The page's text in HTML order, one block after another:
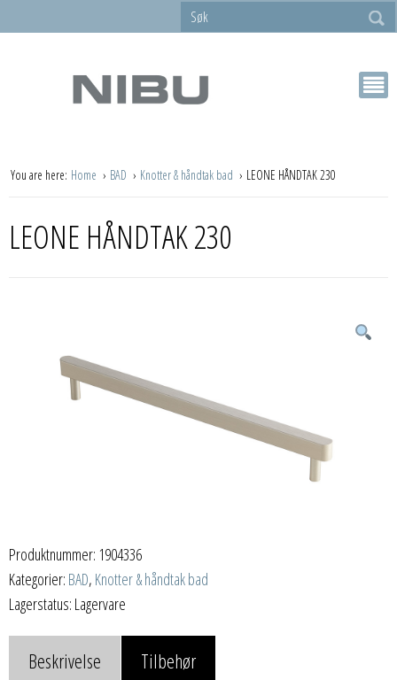
You are here: Home BAD Knotter & håndtak bad LEONE HÅNDTAK 230
LEONE HÅNDTAK 230
Produktnummer: 1904336
Kategorier: BAD, Knotter & håndtak bad
Lagerstatus: Lagervare
Beskrivelse Tilbehør